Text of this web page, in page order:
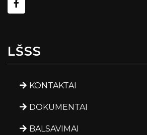
LŠSS
KONTAKTAI
DOKUMENTAI
BALSAVIMAI